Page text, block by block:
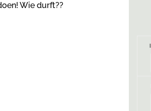
Wie durft??